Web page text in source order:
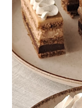
da se ohlade. Za fil,
zagreva, a u drugoj
šećer i gustin.
mešanje, a zatim
ohladi. Ohlađen fil
U manje fila dodati
so...